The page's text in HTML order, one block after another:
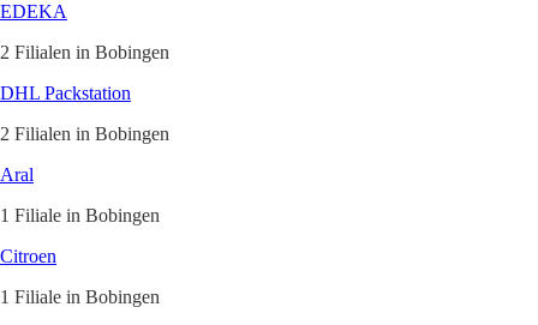
EDEKA
2 Filialen in Bobingen
DHL Packstation
2 Filialen in Bobingen
Aral
1 Filiale in Bobingen
Citroen
1 Filiale in Bobingen